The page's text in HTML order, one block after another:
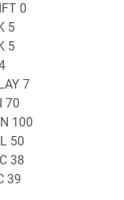
0
5
5
7
70
100
50
38
39